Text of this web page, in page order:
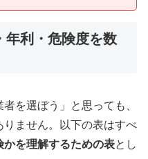
年利・危険度を数
を選ぼう」と思っても、
ません。以下の表はすべ
かを理解するための表とし